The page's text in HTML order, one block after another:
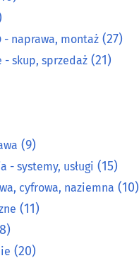
- naprawa, montaż (27)
- skup, sprzedaż (21)
(9)
- systemy, usługi (15)
cyfrowa, naziemna (10)
(11)
(20)